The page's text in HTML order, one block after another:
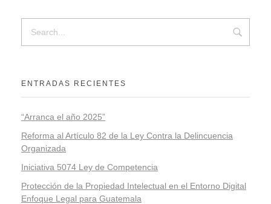
ENTRADAS RECIENTES
“Arranca el año 2025”
Reforma al Artículo 82 de la Ley Contra la Delincuencia
Organizada
Iniciativa 5074 Ley de Competencia
Protección de la Propiedad Intelectual en el Entorno Digital
Enfoque Legal para Guatemala